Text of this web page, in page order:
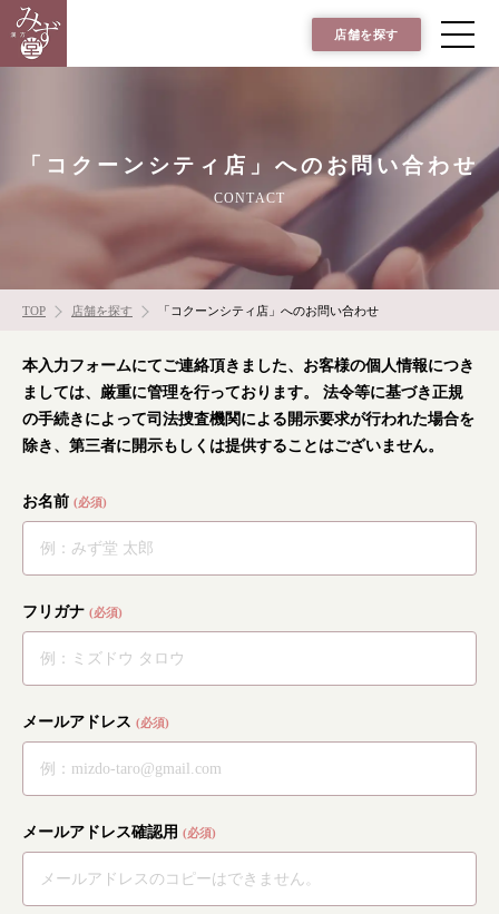
店舗を探す
「コクーンシティ店」へのお問い合わせ
CONTACT
TOP 店舗を探す 「コクーンシティ店」へのお問い合わせ
本入力フォームにてご連絡頂きました、お客様の個人情報につき
ましては、厳重に管理を行っております。
法令等に基づき正規
の手続きによって司法捜査機関による開示要求が行われた場合を
除き、第三者に開示もしくは提供することはございません。
お名前 (必須)
フリガナ (必須)
メールアドレス (必須)
メールアドレス確認用 (必須)